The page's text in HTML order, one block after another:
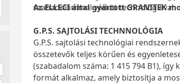
szabadalommal védett technológiával.
Az ELLECI által gyártott GRANITEK
G.P.S. SAJTOLÁSI TECHNNOLÓGIA
G.P.S. sajtolási technológiai
összetevők teljes körűen és
(szabadalom száma: 1 415 794 B1),
formát alkalmaz, amely biztosítja a